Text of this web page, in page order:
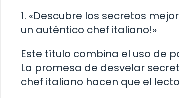
1. «Descubre los secretos
un auténtico chef italiano!»
Este título combina el uso de
La promesa de desvelar
chef italiano hacen que el